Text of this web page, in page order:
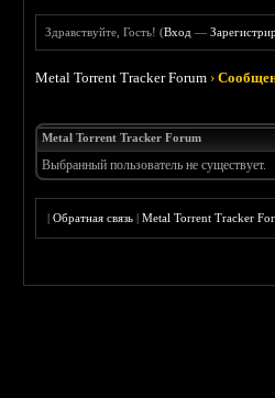
Здравствуйте, Гость! (Вход —
Metal Torrent Tracker Forum ›
Metal Torrent Tracker Forum
Выбранный пользователь не существует.
|Обратная связь |Metal Torrent Tracker